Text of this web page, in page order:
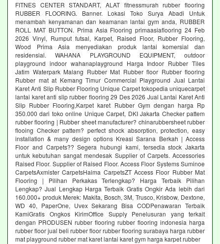
FITNES CENTER STANDART, ALAT fitnessmurah rubber flooring
RUBBER FLOORING. Banner. Lokasi Toko Surya Abadi Untuk
menambah kenyamanan dan keamanan lantai gym anda, RUBBER
ROLL MAT BUTTON. Prima Asia Flooring primaasiaflooring 24 Feb
2026 Vinyl, Rumput futsal, Karpet, Raised Floor, Rubber Flooring,
Wood Prima Asia menyediakan produk lantai komersial dan
residensial. WAHANA PLAYGROUND EQUIPMENT, outdoor
playground indoor wahanaplayground Harga Indoor Rubber Tiles
Jatim Waterpark Malang Rubber Mat Rubber floor Rubber flooring
Rubber mat at Kemang Timur Commercial Playground Jual Lantai
Karet Anti Slip Rubber Flooring Unique Carpet tokopedia uniquecarpet
lantai karet anti slip rubber flooring 29 Des 2026 Jual Lantai Karet Anti
Slip Rubber Flooring,Karpet karet Rubber Gym dengan harga Rp
350.000 dari toko online Unique Carpet, DKI Jakarta Checker pattem
rubber flooring | Rubber sheet manufacturer? chinarubbersheet rubber
flooing Checker pattem? perfect shock absorption, protection, easy
installation & many design options Kreasi Sarana Berkah | Access
Floor and Carpets?? Segera hubungi kami, tersedia stock Jakarta
untuk kebutuhan sangat mendesak Supplier of Carpets. Accessories
Raised Floor. Supplier of Raised Floor. Access Floor Systems Suminoe
CarpetsAxmister CarpetsHaima CarpetsZT Access Floor Rubber Mat
Flooring | Pilihan Perkakas Terlengkap? Harga Terbaik Pilihan
Lengkap? Jual Lengkap Harga Terbaik Gratis Ongkir Ada lebih dari
160.000+ produk Merek: Makita, Bosch, 3M, Trusco, Krisbow, Dextone,
WD 40, PaperOne, Uvex Sekarang Bisa CODPenawaran Terbaik
KamiGratis Ongkos KirimOffice Supply Penelusuran yang terkait
dengan PRODUSEN rubber flooring rubber flooring indonesia harga
rubber floor jual beli rubber floor rubber flooring surabaya harga rubber
mat playground rubber mat karet lantai karet gym harga karpet rubber